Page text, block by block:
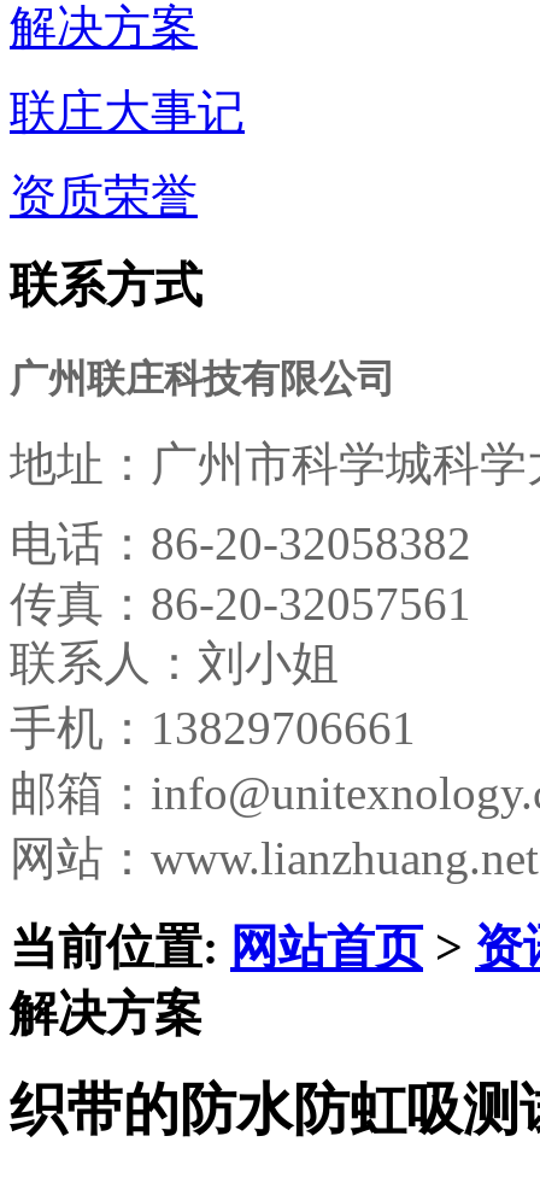
解决方案
联庄大事记
资质荣誉
联系方式
广州联庄科技有限公司
地址： 广州市科学城科
电话： 86-20-32058382
传真： 86-20-32057561
联系人：刘小姐
手机：13829706661
邮箱：
网站：www.lianzhuang.net
当前位置: 网站首页> 资
解决方案
织带的防水防虹吸测